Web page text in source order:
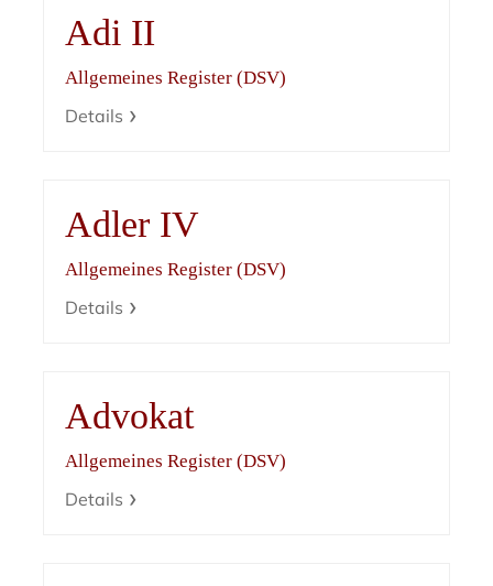
Adi II
Allgemeines Register (DSV)
Details
Adler IV
Allgemeines Register (DSV)
Details
Advokat
Allgemeines Register (DSV)
Details